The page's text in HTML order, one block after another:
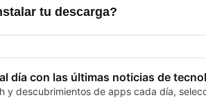
tu descarga?
día con las últimas noticias de
y descubrimientos de apps cada día,